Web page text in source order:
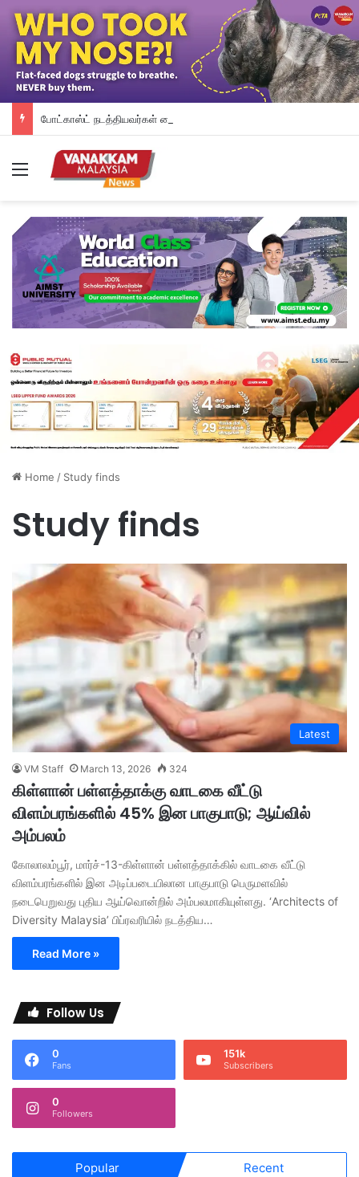
Menu
Home / Study finds
Study finds
Latest
VM Staff March 13, 2026 324
கிள்ளான் பள்ளத்தாக்கு வாடகை வீட்டு
விளம்பரங்களில் 45% இன பாகுபாடு; ஆய்வில்
அம்பலம்
கோலாலம்பூர், மார்ச்-13-கிள்ளான் பள்ளத்தாக்கில் வாடகை வீட்டு
விளம்பரங்களில் இன அடிப்படையிலான பாகுபாடு பெருமளவில்
நடைபெறுவது புதிய ஆய்வொன்றில் அம்பலமாகியுள்ளது. ‘Architects of
Diversity Malaysia’ பிப்ரவரியில் நடத்திய…
Read More »
Follow Us
0
Fans
151k
Subscribers
0
Followers
Popular Recent